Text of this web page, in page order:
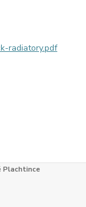
radiatory.pdf
Plachtince